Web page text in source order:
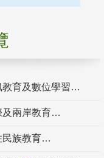
教育及數位學習
及兩岸教育
民族教育